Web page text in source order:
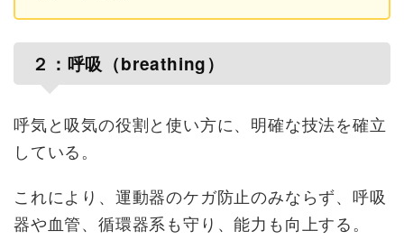
２：呼吸（breathing）
呼気と吸気の役割と使い方に、明確な技法を確立
している。
これにより、運動器のケガ防止のみならず、呼吸
器や血管、循環器系も守り、能力も向上する。